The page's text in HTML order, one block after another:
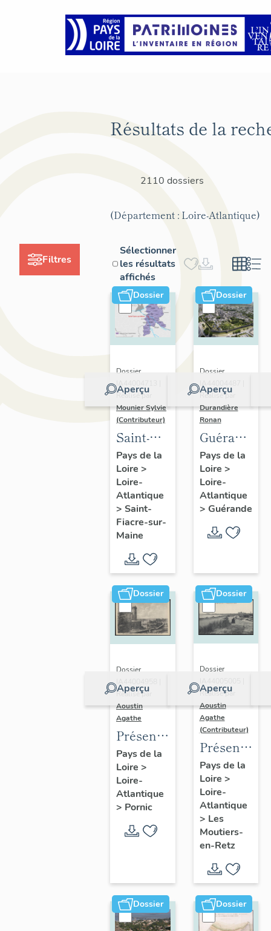
Filtres
Résultats de la
2110 dossiers
(Département : Loire-Atlantique)
Sélectionner
les résultats
affichés
Dossier
Aperçu
Dossier
IA44004713 |
Réalisé par
Mounier Sylvie
(Contributeur)
Saint-
Fiacre-
sur-
Maine :
présentation
de
l'opération
d'inventaire
Pays de la
Loire >
Loire-
Atlantique
> Saint-
Fiacre-sur-
Maine
Dossier
Aperçu
Dossier
IA44004487 |
Réalisé par
Durandière
Ronan
Guérande
:
de la
commune
et de
l'aire
Pays de la
Loire >
Loire-
Atlantique
> Guérande
Dossier
Aperçu
Dossier
Réalisé par
Aoustin
Agathe
Présentation
de la
commune
de
Pornic
Pays de la
Loire >
Loire-
Atlantique
> Pornic
Dossier
Aperçu
Dossier
Réalisé par
Aoustin
Agathe
(Contributeur)
de la
commune
des
Moutiers-
en-Retz
Pays de la
Loire >
Loire-
Atlantique
> Les
Moutiers-
en-Retz
Dossier Dossier